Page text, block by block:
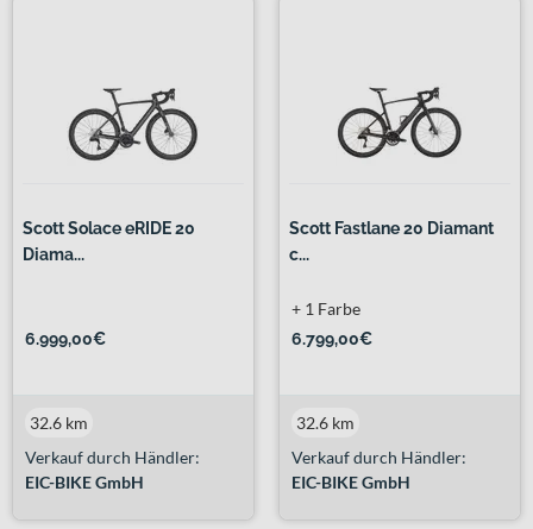
Scott Solace eRIDE 20
Diama...
6.999,00€
Verkauf durch Händler:
EIC-BIKE GmbH
32.6 km
Scott Fastlane 20 Diamant
c...
6.799,00€
+ 1 Farbe
Verkauf durch Händler:
EIC-BIKE GmbH
32.6 km